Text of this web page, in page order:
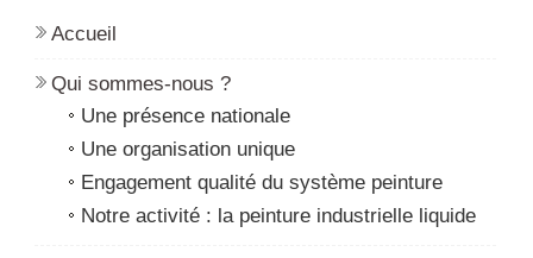
Accueil
Qui sommes-nous ?
Une présence nationale
Une organisation unique
Engagement qualité du système peinture
Notre activité : la peinture industrielle liquide